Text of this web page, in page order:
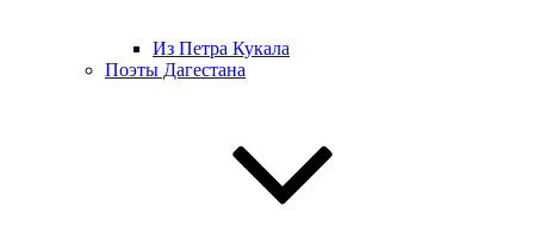
Из Петра Кукала
Поэты Дагестана